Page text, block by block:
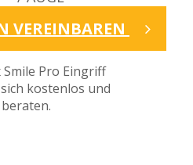
VEREINBAREN
Smile Pro Eingriff
kostenlos und